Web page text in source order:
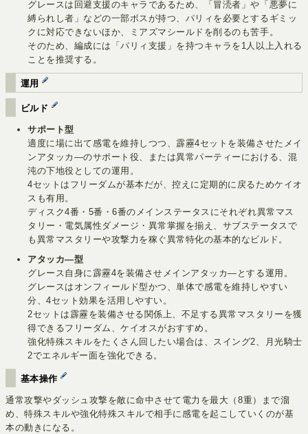
グレースは回避支援のキャラであるため、「冒涜者」や「悪夢に
縛られし者」などの一部ボスが持つ、パリィを必要とするギミッ
クに対応できないほか、ミアズマシールドを削るのも苦手。
そのため、編成には「パリィ支援」を持つキャラを1人以上入れる
ことを推奨する。
運用
ビルド
サポート型
適度に場に出て感電を維持しつつ、霹靂4セットを装備させたメイ
ンアタッカ―のサポート役、または異常パーティーにおける、混
沌の下地役としての運用。
4セットはフリーダムが基本だが、控えに定期的に戻るためケイオ
スも有用。
ディスク4番・5番・6番のメインステータスにそれぞれ異常マス
タリー・電気属性ダメージ・異常掌握を揃え、サブステータスで
も異常マスタリーや攻撃力を稼ぐ異常特化の基本的なビルド。
アタッカ―型
グレース自身に霹靂4を装備させメインアタッカ―とする運用。
グレースはオンフィールド型かつ、単体で感電を維持しやすい
分、4セット効果を活用しやすい。
2セットは霹靂を装備させる関係上、不足する異常マスタリーを獲
得できるフリーダム、ケイオスがおすすめ。
強化特殊スキルをたくさん回したい場合は、スイング2、月光騎士
2でエネルギー面を強化できる。
基本操作
通常攻撃やダッシュ攻撃を敵に命中させて電力を最大（8重）まで溜
め、特殊スキルや強化特殊スキルで相手に感電を起こしていくのが基
本の動きになる。